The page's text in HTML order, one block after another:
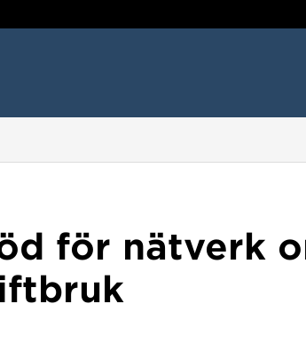
för nätverk